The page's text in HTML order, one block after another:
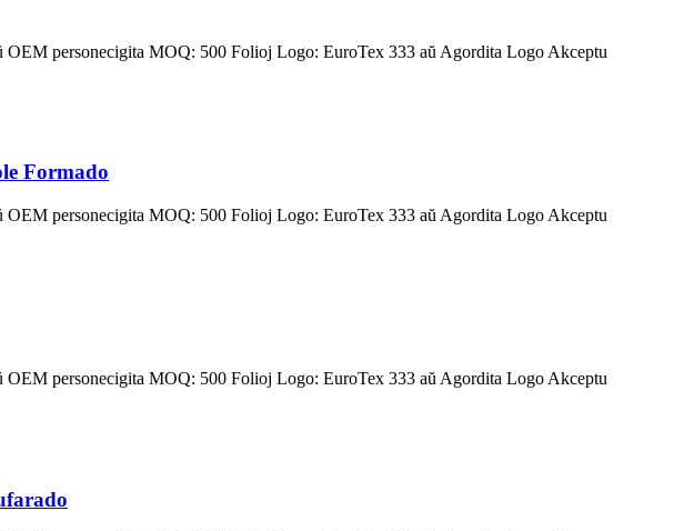
personecigita MOQ: 500 Folioj Logo: EuroTex 333 aŭ Agordita Logo Akceptu
Formado
personecigita MOQ: 500 Folioj Logo: EuroTex 333 aŭ Agordita Logo Akceptu
personecigita MOQ: 500 Folioj Logo: EuroTex 333 aŭ Agordita Logo Akceptu